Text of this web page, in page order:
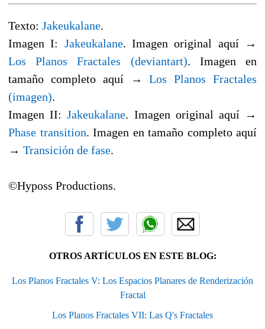
Texto: Jakeukalane.
Imagen I: Jakeukalane. Imagen original aquí →
Los Planos Fractales (deviantart). Imagen en
tamaño completo aquí →Los Planos Fractales
(imagen).
Imagen II:Jakeukalane. Imagen original aquí →
Phase transition. Imagen en tamaño completo aquí
→ Transición de fase.
©Hyposs Productions.
OTROS ARTÍCULOS EN ESTE BLOG:
Los Planos Fractales V: Los Espacios Planares de Renderización
Fractal
Los Planos Fractales VII: Las Q's Fractales